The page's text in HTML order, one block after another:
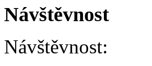
Návštěvnost
Návštěvnost: